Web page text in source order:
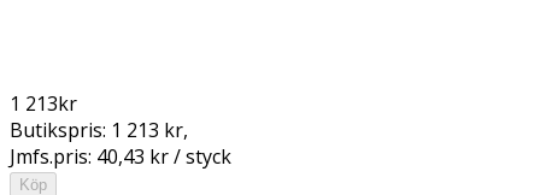
1 213kr
Butikspris: 1 213 kr,
Jmfs.pris: 40,43 kr / styck
Köp